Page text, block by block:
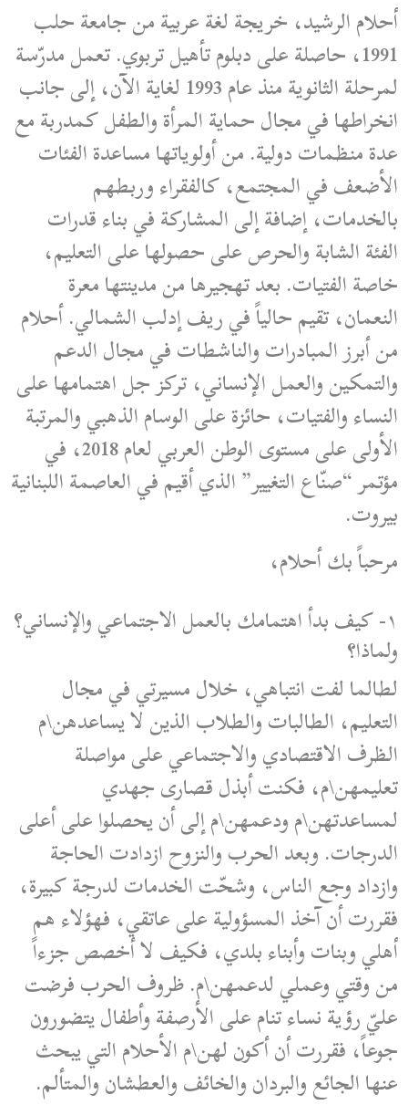
أحلام الرشيد، خريجة لغة عربية من جامعة حلب
1991، حاصلة على دبلوم تأهيل تربوي. تعمل مدرّسة
لمرحلة الثانوية منذ عام 1993 لغاية الآن، إلى جانب
انخراطها في مجال حماية المرأة والطفل كمدربة مع
عدة منظمات دولية. من أولوياتها مساعدة الفئات
الأضعف في المجتمع، كالفقراء وربطهم
بالخدمات، إضافة إلى المشاركة في بناء قدرات
الفئة الشابة والحرص على حصولها على التعليم،
خاصة الفتيات. بعد تهجيرها من مدينتها معرة
النعمان، تقيم حالياً في ريف إدلب الشمالي. أحلام
من أبرز المبادرات والناشطات في مجال الدعم
والتمكين والعمل الإنساني، تركز جل اهتمامها على
النساء والفتيات، حائزة على الوسام الذهبي والمرتبة
الأولى على مستوى الوطن العربي لعام 2018، في
مؤتمر “صنّاع التغيير” الذي أقيم في العاصمة اللبنانية
بيروت.
مرحباً بك أحلام،
١- كيف بدأ اهتمامك بالعمل الاجتماعي والإنساني؟
ولماذا؟
لطالما لفت انتباهي، خلال مسيرتي في مجال
التعليم، الطالبات والطلاب الذين لا يساعدهن\م
الظرف الاقتصادي والاجتماعي على مواصلة
تعليمهن\م، فكنت أبذل قصارى جهدي
لمساعدتهن\م ودعمهن\م إلى أن يحصلوا على أعلى
الدرجات. وبعد الحرب والنزوح ازدادت الحاجة
وازداد وجع الناس، وشحّت الخدمات لدرجة كبيرة،
فقررت أن آخذ المسؤولية على عاتقي، فهؤلاء هم
أهلي وبنات وأبناء بلدي، فكيف لا أخصص جزءاً
من وقتي وعملي لدعمهن\م. ظروف الحرب فرضت
عليّ رؤية نساء تنام على الأرصفة وأطفال يتضورون
جوعاً، فقررت أن أكون لهن\م الأحلام التي يبحث
عنها الجائع والبردان والخائف والعطشان والمتألم.